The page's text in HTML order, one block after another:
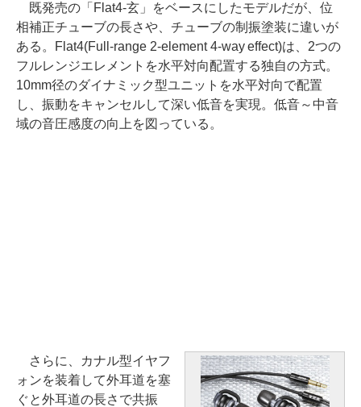
既発売の「Flat4-玄」をベースにしたモデルだが、位
相補正チューブの長さや、チューブの制振塗装に違いが
ある。Flat4(Full-range 2-element 4-way effect)は、2つの
フルレンジエレメントを水平対向配置する独自の方式。
10mm径のダイナミック型ユニットを水平対向で配置
し、振動をキャンセルして深い低音を実現。低音～中音
域の音圧感度の向上を図っている。
さらに、カナル型イヤフ
ォンを装着して外耳道を塞
ぐと外耳道の長さで共振